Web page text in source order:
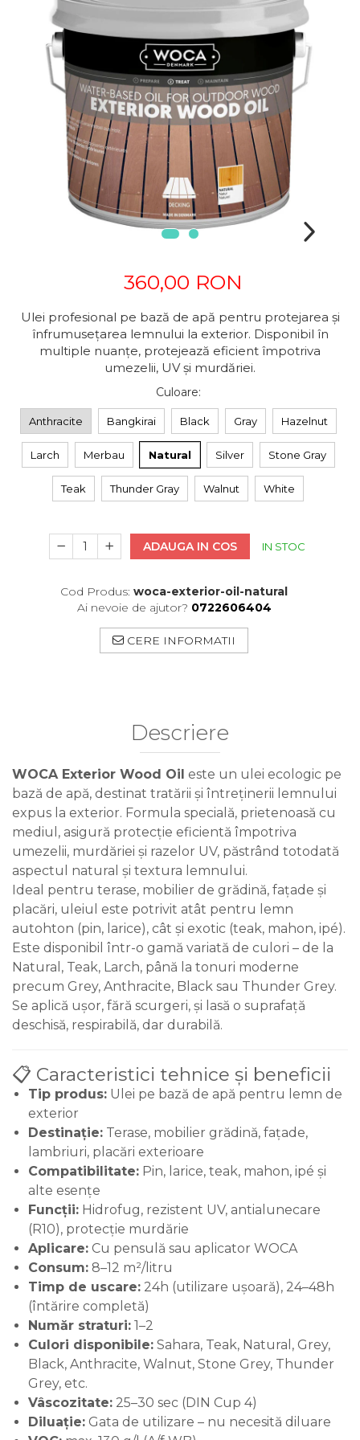
360,00 RON
Ulei profesional pe bază de apă pentru protejarea și
înfrumusețarea lemnului la exterior. Disponibil în
multiple nuanțe, protejează eficient împotriva
umezelii, UV și murdăriei.
Culoare:
Anthracite Bangkirai Black Gray Hazelnut
Larch Merbau Natural Silver Stone Gray
Teak Thunder Gray Walnut White
ADAUGA IN COS IN STOC
Cod Produs: woca-exterior-oil-natural
Ai nevoie de ajutor? 0722606404
CERE INFORMATII
Descriere
WOCA Exterior Wood Oil este un ulei ecologic pe
bază de apă, destinat tratării și întreținerii lemnului
expus la exterior. Formula specială, prietenoasă cu
mediul, asigură protecție eficientă împotriva
umezelii, murdăriei și razelor UV, păstrând totodată
aspectul natural și textura lemnului.
Ideal pentru terase, mobilier de grădină, fațade și
placări, uleiul este potrivit atât pentru lemn
autohton (pin, larice), cât și exotic (teak, mahon, ipé).
Este disponibil într-o gamă variată de culori – de la
Natural, Teak, Larch, până la tonuri moderne
precum Grey, Anthracite, Black sau Thunder Grey.
Se aplică ușor, fără scurgeri, și lasă o suprafață
deschisă, respirabilă, dar durabilă.
📋 Caracteristici tehnice și beneficii
Tip produs: Ulei pe bază de apă pentru lemn de
exterior
Destinație: Terase, mobilier grădină, fațade,
lambriuri, placări exterioare
Compatibilitate: Pin, larice, teak, mahon, ipé și
alte esențe
Funcții: Hidrofug, rezistent UV, antialunecare
(R10), protecție murdărie
Aplicare: Cu pensulă sau aplicator WOCA
Consum: 8–12 m²/litru
Timp de uscare: 24h (utilizare ușoară), 24–48h
(întărire completă)
Număr straturi: 1–2
Culori disponibile: Sahara, Teak, Natural, Grey,
Black, Anthracite, Walnut, Stone Grey, Thunder
Grey, etc.
Vâscozitate: 25–30 sec (DIN Cup 4)
Diluație: Gata de utilizare – nu necesită diluare